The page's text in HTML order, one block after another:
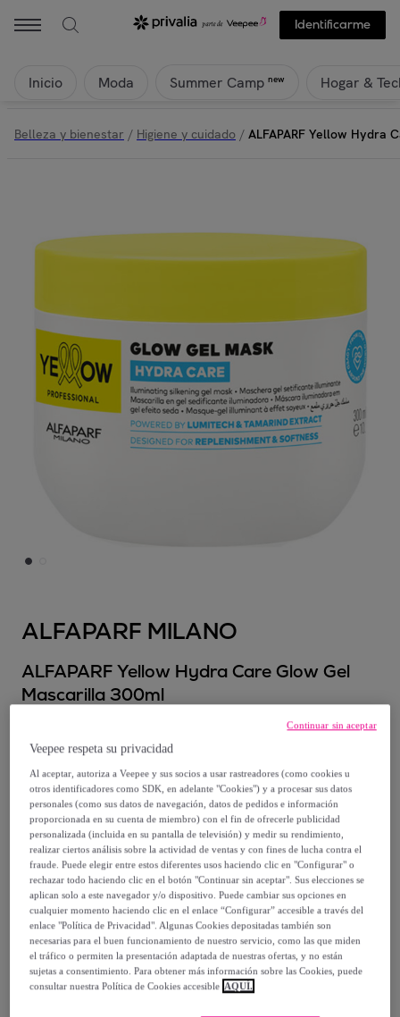
Identificarme
Inicio Moda Summer Camp new Hogar &
Belleza y bienestar / Higiene y cuidado / ALFAPARF Yellow Hydra
ALFAPARF MILANO
ALFAPARF Yellow Hydra Care Glow Gel
Mascarilla 300ml
ALFAPARF Yellow Hydra Care
Glow Gel Mascarilla 300ml
9,20 €
17, €
-45%
Vendido porPENELOPE S.R.L.
Entrega
Veepee respeta su privacidad
Al aceptar, autoriza a Veepee y sus socios a usar rastreadores (como cookies u
otros identificadores como SDK, en adelante "Cookies") y a procesar sus datos
personales (como sus datos de navegación, datos de pedidos e información
proporcionada en su cuenta de miembro) con el fin de ofrecerle publicidad
personalizada (incluida en su pantalla de televisión) y medir su rendimiento,
realizar ciertos análisis sobre la actividad de ventas y con fines de lucha contra el
fraude. Puede elegir entre estos diferentes usos haciendo clic en "Configurar" o
rechazar todo haciendo clic en el botón "Continuar sin aceptar". Sus elecciones se
aplican solo a este navegador y/o dispositivo. Puede cambiar sus opciones en
cualquier momento haciendo clic en el enlace “Configurar” accesible a través del
enlace "Política de Privacidad". Algunas Cookies depositadas también son
necesarias para el buen funcionamiento de nuestro servicio, como las que miden
el tráfico o permiten la presentación adaptada de nuestras ofertas, y no están
sujetas a consentimiento. Para obtener más información sobre las Cookies, puede
consultar nuestra Política de Cookies accesible AQUÍ.
Continuar sin aceptar